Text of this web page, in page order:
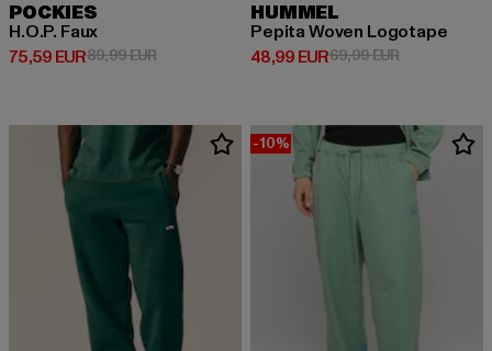
POCKIES
H.O.P. Faux
75,59 EUR
Ajankohtainen hinta: 75,59 EUR
89,99 EURKampanjahinta: 89,99 EUR
HUMMEL
Pepita Woven Logotape
48,99 EUR
Ajankohtainen hinta: 48,99 EUR
69,99 EUR
-10%